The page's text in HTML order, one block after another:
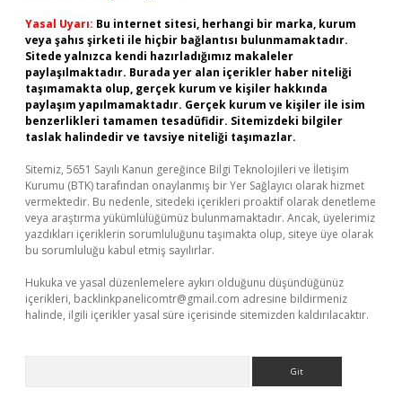
Yasal Uyarı: Bu internet sitesi, herhangi bir marka, kurum
veya şahıs şirketi ile hiçbir bağlantısı bulunmamaktadır.
Sitede yalnızca kendi hazırladığımız makaleler
paylaşılmaktadır. Burada yer alan içerikler haber niteliği
taşımamakta olup, gerçek kurum ve kişiler hakkında
paylaşım yapılmamaktadır. Gerçek kurum ve kişiler ile isim
benzerlikleri tamamen tesadüfidir. Sitemizdeki bilgiler
taslak halindedir ve tavsiye niteliği taşımazlar.
Sitemiz, 5651 Sayılı Kanun gereğince Bilgi Teknolojileri ve İletişim
Kurumu (BTK) tarafından onaylanmış bir Yer Sağlayıcı olarak hizmet
vermektedir. Bu nedenle, sitedeki içerikleri proaktif olarak denetleme
veya araştırma yükümlülüğümüz bulunmamaktadır. Ancak, üyelerimiz
yazdıkları içeriklerin sorumluluğunu taşımakta olup, siteye üye olarak
bu sorumluluğu kabul etmiş sayılırlar.
Hukuka ve yasal düzenlemelere aykırı olduğunu düşündüğünüz
içerikleri, backlinkpanelicomtr@gmail.com adresine bildirmeniz
halinde, ilgili içerikler yasal süre içerisinde sitemizden kaldırılacaktır.